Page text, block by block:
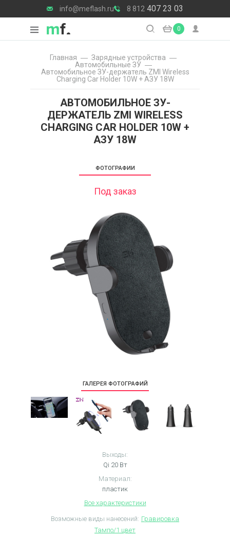
info@meflash.ru 8 812 407 23 03
0
Главная
Зарядные уcтройства
Автомобильные ЗУ
Автомобильное ЗУ-держатель ZMI Wireless
Charging Car Holder 10W + АЗУ 18W
АВТОМОБИЛЬНОЕ ЗУ-
ДЕРЖАТЕЛЬ ZMI WIRELESS
CHARGING CAR HOLDER 10W +
АЗУ 18W
ФОТОГРАФИИ
Под заказ
ГАЛЕРЕЯ ФОТОГРАФИЙ
Выходы:
Qi 20 Вт
Материал:
пластик
Все характеристики
Возможные виды нанесений: Гравировка
Тампо/1 цвет